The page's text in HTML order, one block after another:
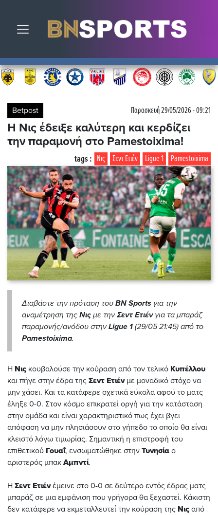
Toggle navigation
Betpost Παρασκευή 29/05/2026 - 09:21
Η Νις έδειξε καλύτερη και κερδίζει
την παραμονή στο Pamestoixima!
Pamestoixima
Ligue 1
Σεντ Ετιέν
Νις
tags :
Διαβάστε την πρόταση του BN Sports για την
αναμέτρηση της Νις με τηνΣεντ Ετιένγια τα μπαράζ
παραμονής/ανόδου στηνLigue 1 (29/05 21:45) από το
Pamestoixima.
Η Νις κουβαλούσε την κούραση από τον τελικό Κυπέλλου
και πήγε στην έδρα της Σεντ Ετιέν με μοναδικό στόχο να
μην χάσει. Και τα κατάφερε σχετικά εύκολα αφού το ματς
έληξε 0-0. Στον κόσμο επικρατεί οργή για την κατάσταση
στην ομάδα και είναι χαρακτηριστικό πως έχει βγει
απόφαση να μην πλησιάσουν στο γήπεδο το οποίο θα είναι
κλειστό λόγω τιμωρίας. Σημαντική η επιστροφή του
επιθετικού Γουαΐ, ενσωματώθηκε στην Τυνησία ο
αριστερός μπακ Αμπντί.
Η Σεντ Ετιέν έμεινε στο 0-0 σε δεύτερο εντός έδρας ματς
μπαράζ σε μια εμφάνιση που γρήγορα θα ξεχαστεί. Κάκιστη
δεν κατάφερε να εκμεταλλευτεί την κούραση της Νις από